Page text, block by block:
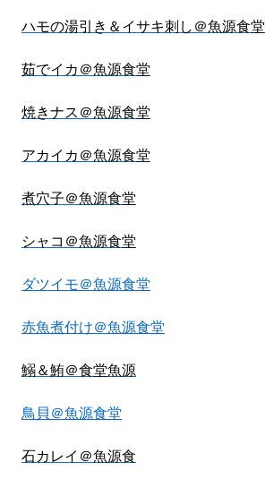
ハモの湯引き＆イサキ刺し＠魚源食堂
茹でイカ＠魚源食堂
焼きナス＠魚源食堂
アカイカ＠魚源食堂
煮穴子＠魚源食堂
シャコ＠魚源食堂
ダツイモ＠魚源食堂
赤魚煮付け＠魚源食堂
鰯＆鮪＠食堂魚源
鳥貝＠魚源食堂
石カレイ＠魚源食